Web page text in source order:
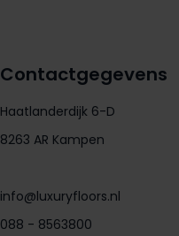
Contactgegevens
Haatlanderdijk 6-D
8263 AR Kampen
info@luxuryfloors.nl
088 - 8563800